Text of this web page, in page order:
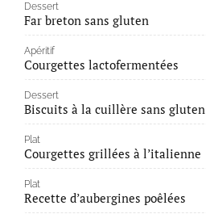
Dessert
Far breton sans gluten
Apéritif
Courgettes lactofermentées
Dessert
Biscuits à la cuillère sans gluten
Plat
Courgettes grillées à l’italienne
Plat
Recette d’aubergines poêlées